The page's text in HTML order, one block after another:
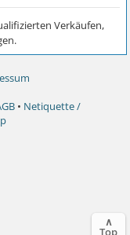
• Netiquette /
∧
Top